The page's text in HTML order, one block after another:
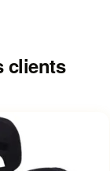
clients